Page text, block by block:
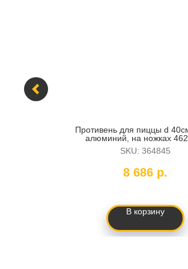
Противень для пиццы d
алюминий, на ножках
SKU: 364845
8 686 р.
В корзину